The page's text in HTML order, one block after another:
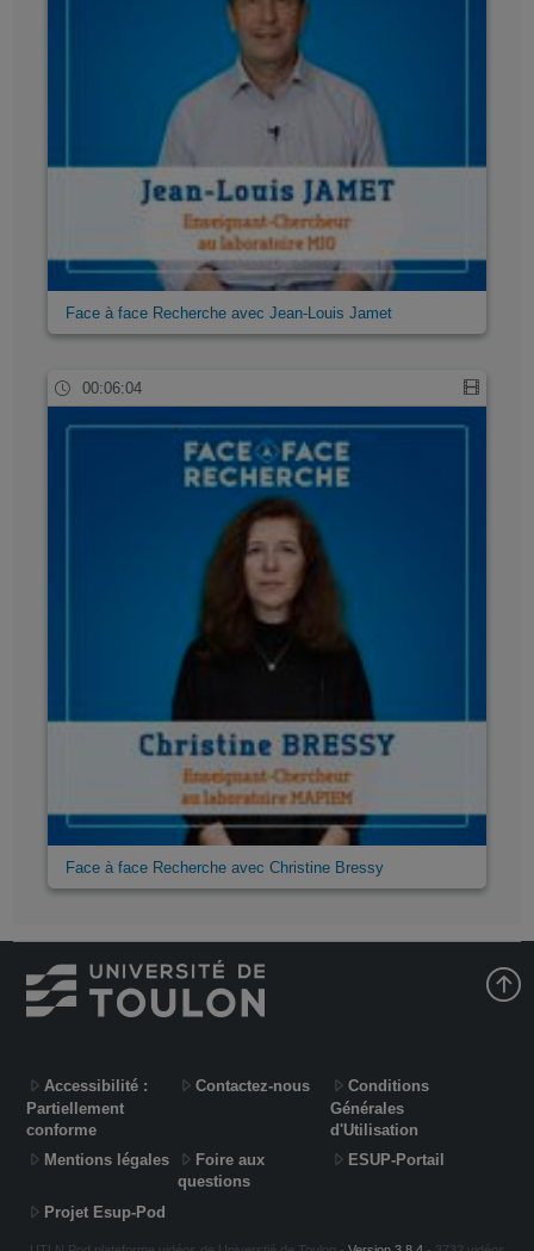
Face à face Recherche avec Jean-Louis Jamet
00:06:04
Face à face Recherche avec Christine Bressy
Accessibilité :
Partiellement
conforme
Contactez-nous
Conditions
Générales
d'Utilisation
Mentions légales
Foire aux
questions
ESUP-Portail
Projet Esup-Pod